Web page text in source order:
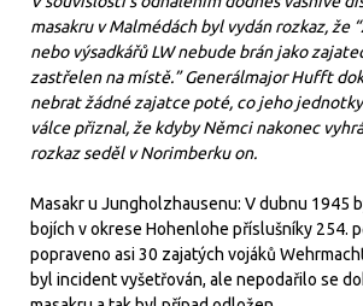
masakru v Malmédách byl vydán rozkaz, že
nebo výsadkářů LW nebude brán jako
zastřelen na místě.” Generálmajor Hufft
nebrat žádné zajatce poté, co jeho
válce přiznal, že kdyby Němci nakonec
rozkaz seděl v Norimberku on.
Masakr u Jungholzhausenu: V dubnu 1945
bojích v okrese Hohenlohe příslušníky 254.
popraveno asi 30 zajatých vojáků
byl incident vyšetřován, ale nepodařilo se